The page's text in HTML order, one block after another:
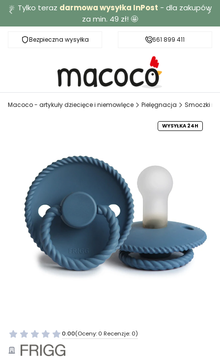
🔆 Tylko teraz darmowa wysyłka InPost - dla zakupów
za min. 49 zł! 🤩
Bezpieczna wysyłka Darmowa dostawa od 49 zł
661 899 411
Macoco - artykuły dziecięce i niemowlęce Pielęgnacja Smoczki i
WYSYŁKA 24H
0.00(Oceny: 0 Recenzje: 0)